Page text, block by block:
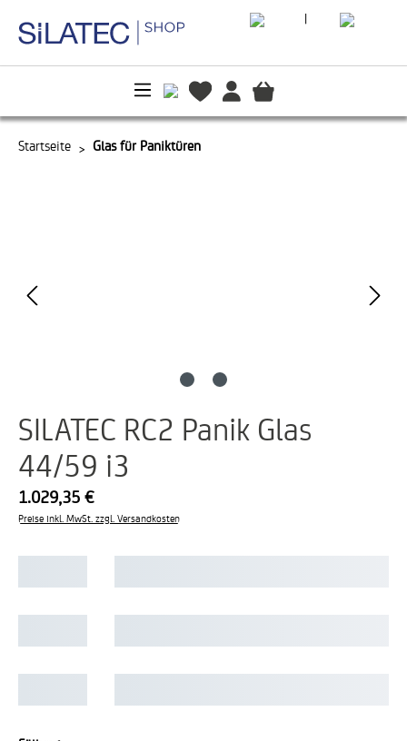
springen |
Startseite Glas für Paniktüren
SILATEC RC2 Panik Glas
44/59 i3
1.029,35 €
Preise inkl. MwSt. zzgl. Versandkosten